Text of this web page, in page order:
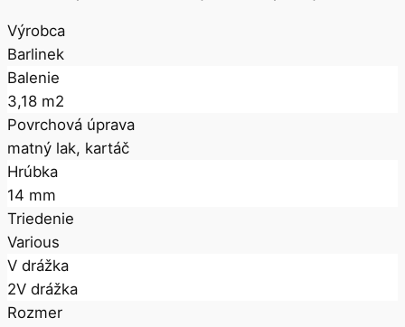
priestore, typ monitora, alebo tlačiarne. Odporúčame
si vzorku pozrieť v niektorej z naších predajní.
Výrobca
Barlinek
Balenie
3,18 m2
Povrchová úprava
matný lak, kartáč
Hrúbka
14 mm
Triedenie
Various